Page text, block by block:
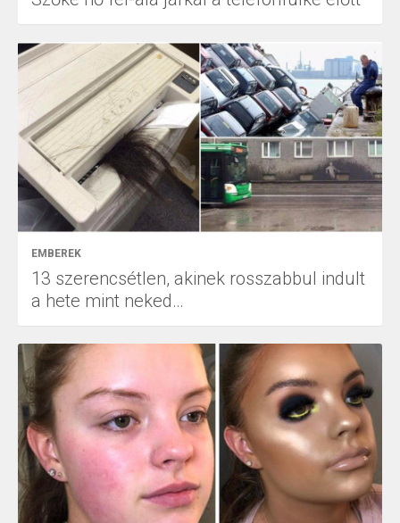
EMBEREK
13 szerencsétlen, akinek rosszabbul indult
a hete mint neked…